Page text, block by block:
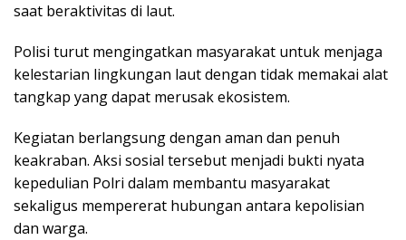
saat beraktivitas di laut.
Polisi turut mengingatkan masyarakat untuk menjaga
kelestarian lingkungan laut dengan tidak memakai alat
tangkap yang dapat merusak ekosistem.
Kegiatan berlangsung dengan aman dan penuh
keakraban. Aksi sosial tersebut menjadi bukti nyata
kepedulian Polri dalam membantu masyarakat
sekaligus mempererat hubungan antara kepolisian
dan warga.